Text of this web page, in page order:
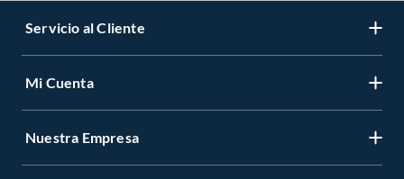
Servicio al Cliente
Mi Cuenta
Nuestra Empresa